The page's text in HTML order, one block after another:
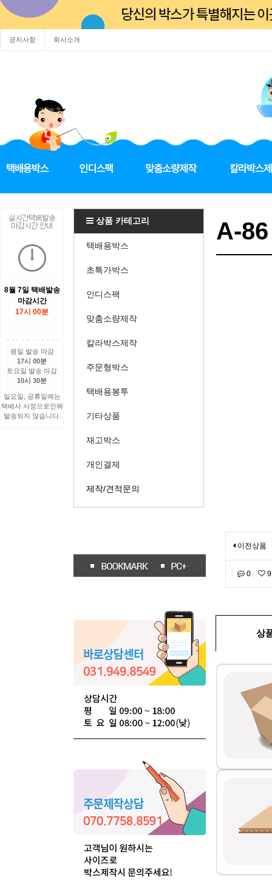
공지사항 회사소개
8월 7일 택배발송
마감시간
17시 00분
평일 발송 마감
17시 00분
토요일 발송 마감
10시 30분
일요일, 공휴일에는
택배사 사정으로인해
발송되지 않습니다.
상품 카테고리
택배용박스
초특가박스
인디스팩
맞춤소량제작
칼라박스제작
주문형박스
택배용봉투
기타상품
재고박스
개인결제
제작/견적문의
A-
이전상품
0 9
상